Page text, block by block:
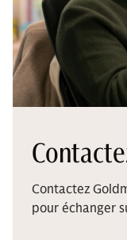
Contactez
pour échanger